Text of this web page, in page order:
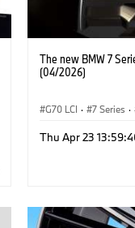
The new BMW 7
(04/2026)
G70 LCI · 7 Series ·
Thu Apr 23